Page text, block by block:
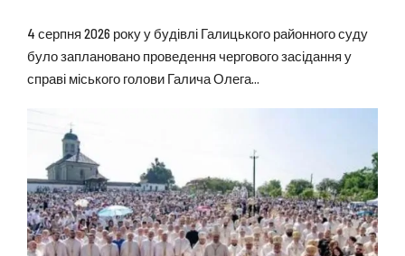
4 серпня 2026 року у будівлі Галицького районного суду
було заплановано проведення чергового засідання у
справі міського голови Галича Олега...